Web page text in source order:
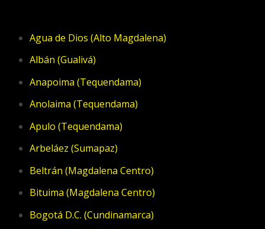
Agua de Dios (Alto Magdalena)
Albán (Gualivá)
Anapoima (Tequendama)
Anolaima (Tequendama)
Apulo (Tequendama)
Arbeláez (Sumapaz)
Beltrán (Magdalena Centro)
Bituima (Magdalena Centro)
Bogotá D.C. (Cundinamarca)